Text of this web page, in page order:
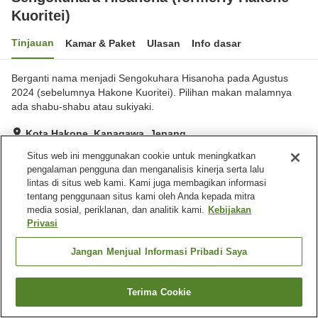
Kuoritei)
Tinjauan Kamar & Paket Ulasan Info dasar
Berganti nama menjadi Sengokuhara Hisanoha pada Agustus
2024 (sebelumnya Hakone Kuoritei). Pilihan makan malamnya
ada shabu-shabu atau sukiyaki.
Kota Hakone, Kanagawa, Jepang
Hebat Ulasan:88
Fasilitas properti
Pemandian besar
Sengokuhara Hisanoha (formerly Hakone Kuoritei)
Cari kamar
Situs web ini menggunakan cookie untuk meningkatkan
pengalaman pengguna dan menganalisis kinerja serta lalu
lintas di situs web kami. Kami juga membagikan informasi
tentang penggunaan situs kami oleh Anda kepada mitra
media sosial, periklanan, dan analitik kami. Kebijakan
Privasi
Jangan Menjual Informasi Pribadi Saya
Terima Cookie